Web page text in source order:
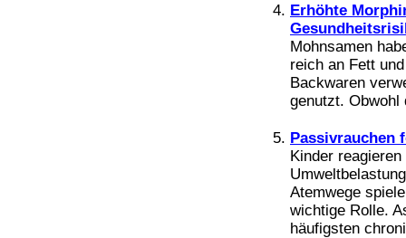
Erhöhte
Mohnsamen
reich an Fett
Backwaren
genutzt. Obwohl
Passivrauchen
Kinder
Atemwege
wichtige Rolle.
häufigsten